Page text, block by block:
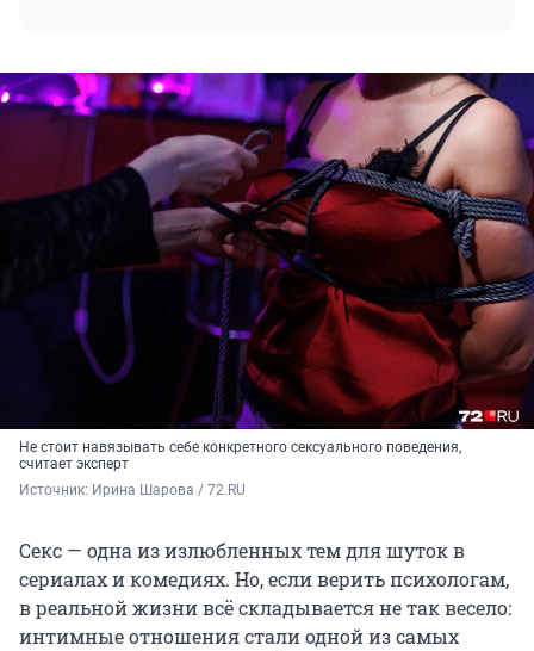
Не стоит навязывать себе конкретного сексуального поведения,
считает эксперт
Источник: Ирина Шарова / 72.RU
Секс — одна из излюбленных тем для шуток в
сериалах и комедиях. Но, если верить психологам,
в реальной жизни всё складывается не так весело:
интимные отношения стали одной из самых